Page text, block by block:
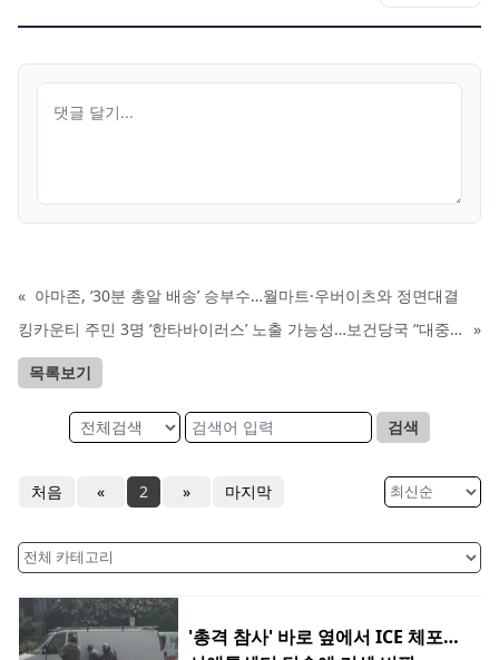
« 아마존, ‘30분 총알 배송’ 승부수…월마트·우버이츠와 정면대결
킹카운티 주민 3명 ‘한타바이러스’ 노출 가능성…보건당국 “대중 위험 낮아” »
목록보기
검색
처음 « 2 » 마지막
'총격 참사' 바로 옆에서 ICE 체포…